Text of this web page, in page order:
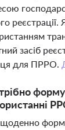
реєстрації.
засіб
для ПРРО.
щоденно